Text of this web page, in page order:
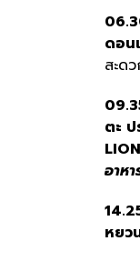
ดอน
สะด
ตะ
อาห
หยว